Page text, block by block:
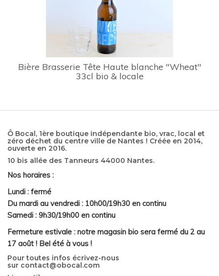
Bière Brasserie Tête Haute blanche "Wheat"
33cl bio & locale
Ô Bocal, 1ère boutique indépendante bio, vrac, local et
zéro déchet du centre ville de Nantes ! Créée en 2014,
ouverte en 2016.
10 bis allée des Tanneurs 44000 Nantes.
Nos horaires :
Lundi : fermé
Du mardi au vendredi : 10h00/19h30 en continu
Samedi : 9h30/19h00 en continu
Fermeture estivale : notre magasin bio sera fermé du 2 au
17 août ! Bel été à vous !
Pour toutes infos écrivez-nous
sur contact@obocal.com